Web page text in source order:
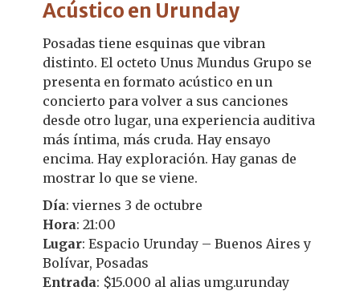
Acústico en Urunday
Posadas tiene esquinas que vibran
distinto. El octeto Unus Mundus Grupo se
presenta en formato acústico en un
concierto para volver a sus canciones
desde otro lugar, una experiencia auditiva
más íntima, más cruda. Hay ensayo
encima. Hay exploración. Hay ganas de
mostrar lo que se viene.
Día: viernes 3 de octubre
Hora: 21:00
Lugar: Espacio Urunday – Buenos Aires y
Bolívar, Posadas
Entrada: $15.000 al alias umg.urunday